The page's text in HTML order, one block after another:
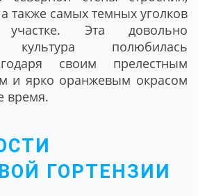
также самых темных уголков
Эта довольно
культура полюбилась
своим прелестным
и ярко оранжевым окрасом
время.
ГОРТЕНЗИИ